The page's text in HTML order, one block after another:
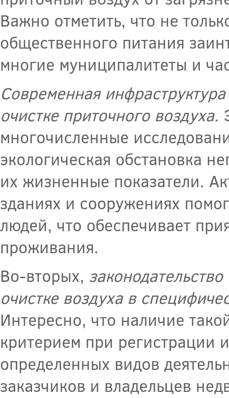
Важно отметить, что не
общественного питания
многие муниципалитеты и
Современная
очистке приточного воздуха.
многочисленные
экологическая обстановка
их жизненные показатели.
зданиях и сооружениях
людей, что обеспечивает
проживания.
Во-вторых,
очистке воздуха в
Интересно, что наличие
критерием при регистрации
определенных видов
заказчиков и владельцев